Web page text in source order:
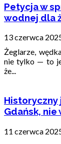
Petycja w
wodnej dla
13 czerwca
Żeglarze,
nie tylko — to
że...
Historyczny
Gdańsk, nie
11 czerwca